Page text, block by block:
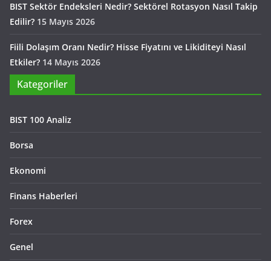
BIST Sektör Endeksleri Nedir? Sektörel Rotasyon Nasıl Takip
Edilir? 15 Mayıs 2026
Fiili Dolaşım Oranı Nedir? Hisse Fiyatını ve Likiditeyi Nasıl
Etkiler? 14 Mayıs 2026
Kategoriler
BIST 100 Analiz
Borsa
Ekonomi
Finans Haberleri
Forex
Genel